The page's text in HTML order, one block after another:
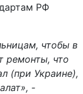
РФ
чтобы в
ремонты, что
(при Украине),
-